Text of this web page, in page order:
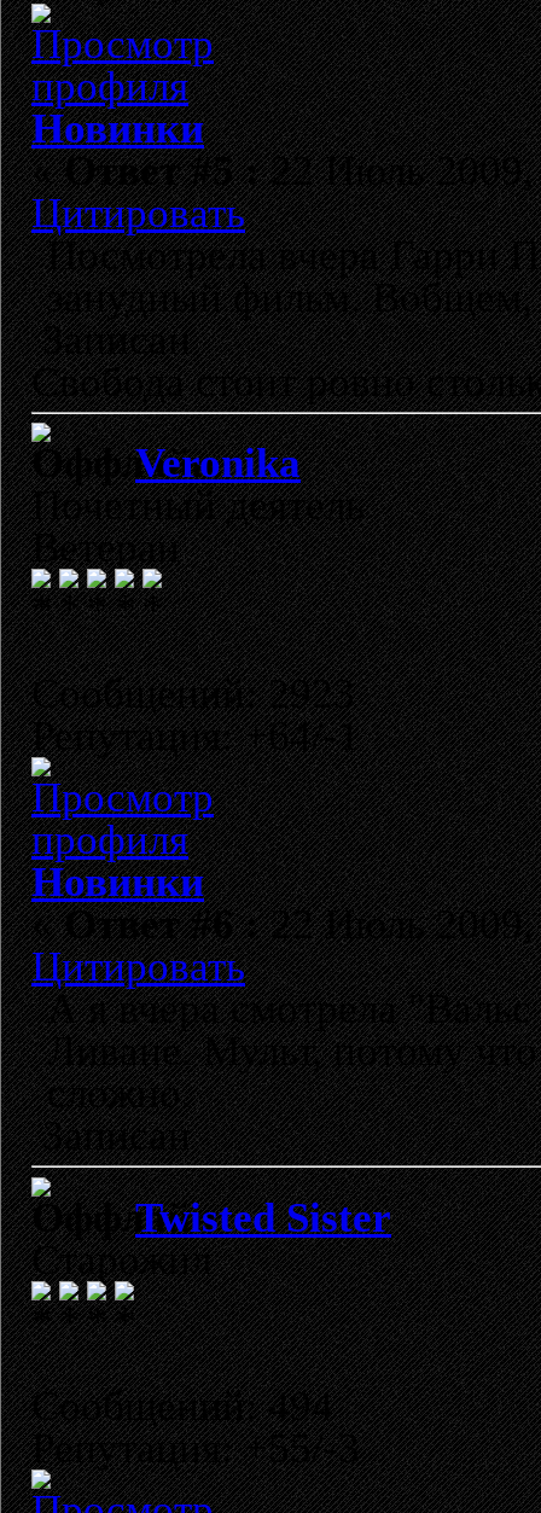
Новинки
«Ответ #5 :22 Июль 2009,
Цитировать
Посмотрела вчера Гарри
занудный фильм. Вобщем,
Записан
Свобода стоит ровно
Veronika
Почетный деятель
Ветеран
Сообщений: 2923
Репутация: +64/-1
Новинки
«Ответ #6 :22 Июль 2009,
Цитировать
А я вчера смотрела
Ливане. Мульт, потому
сложно.
Записан
Twisted Sister
Старожил
Сообщений: 494
Репутация: +55/-3